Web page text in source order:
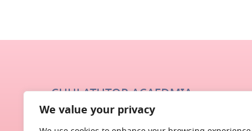
We value your privacy
CHULATUTOR ACAEDMIA
ทีมงานจุฬาฯ ติวเตอร์ ถูกสร้างมาจากกลุ่มนักศึกษา